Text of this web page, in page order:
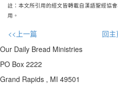
註：本文所引用的經文皆轉載自漢語聖經協
用。
<<上一篇 回主
Our Daily Bread Ministries
PO Box 2222
Grand Rapids , MI 49501